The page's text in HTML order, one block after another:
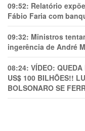
09:52: Relatório
Fábio Faria com
09:32: Ministros
ingerência de André
08:24: VÍDEO: QUEDA
US$ 100 BILHÕES!!
BOLSONARO SE